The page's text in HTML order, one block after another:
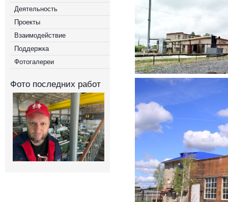
Деятельность
Проекты
Взаимодействие
Поддержка
Фотогалереи
Фото последних работ